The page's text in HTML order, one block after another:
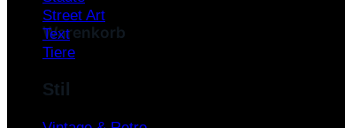
Warenkorb
Street Art
Text
Tiere
Stil